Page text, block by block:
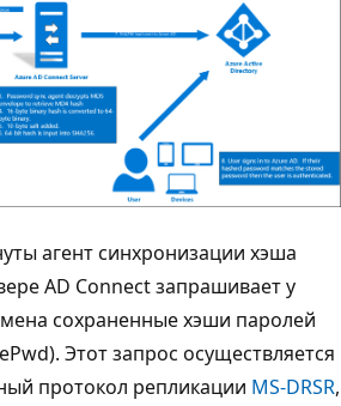
агент синхронизации хэша
AD Connect запрашивает у
сохраненные хэши паролей
Этот запрос осуществляется
протокол репликации MS-DRSR,